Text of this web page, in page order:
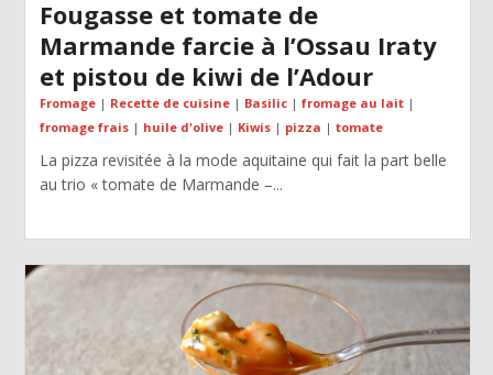
Fougasse et tomate de
Marmande farcie à l’Ossau Iraty
et pistou de kiwi de l’Adour
Fromage| Recette de cuisine| Basilic| fromage au lait|
fromage frais| huile d'olive| Kiwis| pizza | tomate
La pizza revisitée à la mode aquitaine qui fait la part belle
au trio « tomate de Marmande –...